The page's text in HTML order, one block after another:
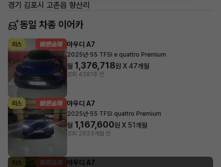
경기 김포시 고촌읍 향산리
동일 차종 이어카
리스 아우디 A7
2025년·55 TFSI e quattro Premium
월 1,376,718원 X47개월
조회 4381주 전
리스 아우디 A7
2025년·55 TFSI quattro Premium
월 1,167,600원 X 51개월
조회 2923개월 전
리스 아우디 A7